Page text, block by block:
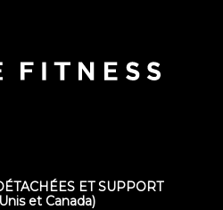
ET SUPPORT
et Canada)